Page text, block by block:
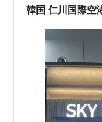
韓国 仁川国際空